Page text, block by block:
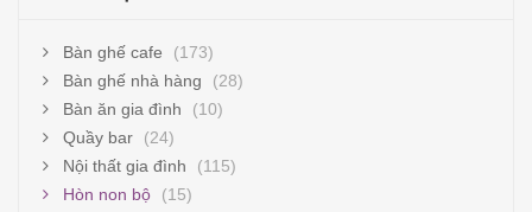
Bàn ghế cafe
(173)
Bàn ghế nhà hàng
(28)
Bàn ăn gia đình
(10)
Quầy bar
(24)
Nội thất gia đình
(115)
Hòn non bộ
(15)